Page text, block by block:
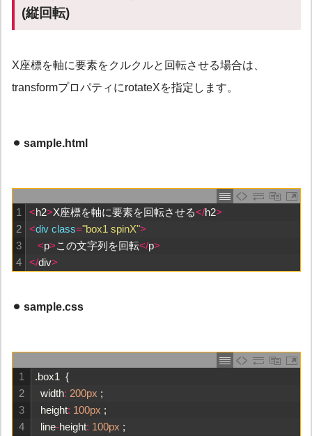
(縦回転)
X座標を軸に要素をクルクルと回転させる場合は、
transformプロパティにrotateXを指定します。
⚫︎ sample.html
1
2
3
4
<h2>X座標を軸に要素を回転させる</h2>
<div class="box1 spinX">
<p>この文字列を回転</p>
</div>
⚫︎ sample.css
1
2
3
4
.box1 {
width: 200px ;
height: 100px ;
line-height: 100px ;